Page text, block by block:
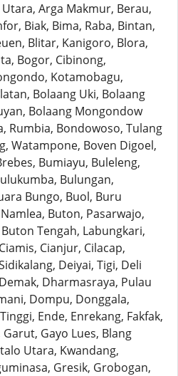
Arga Makmur, Berau,
Biak, Bima, Raba, Bintan,
Blitar, Kanigoro, Blora,
Bogor, Cibinong,
Kotamobagu,
Bolaang Uki, Bolaang
Bolaang Mongondow
Rumbia, Bondowoso, Tulang
Watampone, Boven Digoel,
Bumiayu, Buleleng,
Bulungan,
Bungo, Buol, Buru
Buton, Pasarwajo,
Tengah, Labungkari,
Cianjur, Cilacap,
Deiyai, Tigi, Deli
Dharmasraya, Pulau
Dompu, Donggala,
Ende, Enrekang, Fakfak,
Gayo Lues, Blang
Utara, Kwandang,
Gresik, Grobogan,